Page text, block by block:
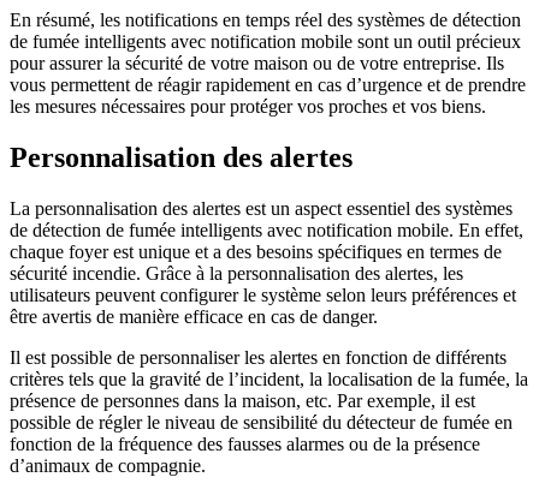
En résumé, les notifications en temps réel des systèmes de détection
de fumée intelligents avec notification mobile sont un outil précieux
pour assurer la sécurité de votre maison ou de votre entreprise. Ils
vous permettent de réagir rapidement en cas d’urgence et de prendre
les mesures nécessaires pour protéger vos proches et vos biens.
Personnalisation des alertes
La personnalisation des alertes est un aspect essentiel des systèmes
de détection de fumée intelligents avec notification mobile. En effet,
chaque foyer est unique et a des besoins spécifiques en termes de
sécurité incendie. Grâce à la personnalisation des alertes, les
utilisateurs peuvent configurer le système selon leurs préférences et
être avertis de manière efficace en cas de danger.
Il est possible de personnaliser les alertes en fonction de différents
critères tels que la gravité de l’incident, la localisation de la fumée, la
présence de personnes dans la maison, etc. Par exemple, il est
possible de régler le niveau de sensibilité du détecteur de fumée en
fonction de la fréquence des fausses alarmes ou de la présence
d’animaux de compagnie.